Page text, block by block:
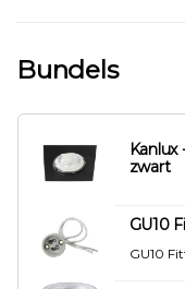
Bundels
zwart
GU10
GU10